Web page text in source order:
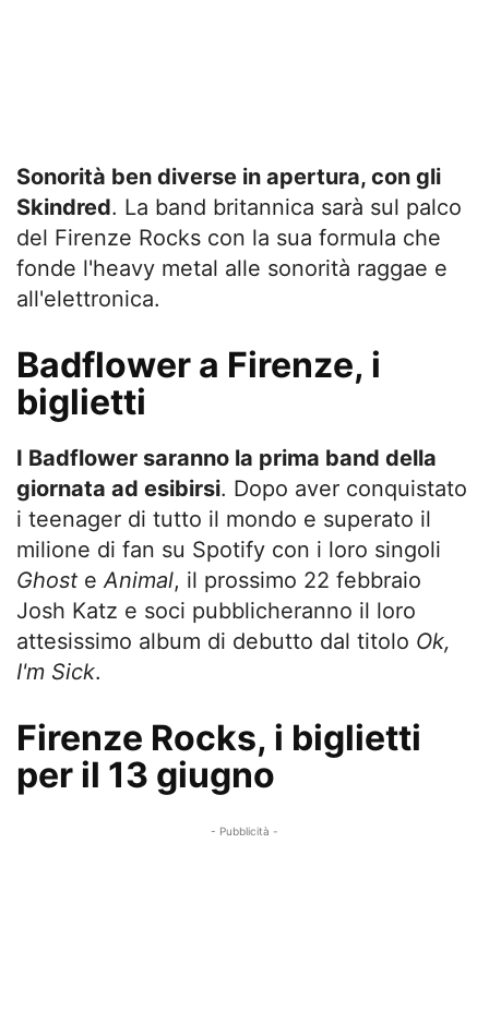
Sonorità ben diverse in apertura, con gli
Skindred. La band britannica sarà sul palco
del Firenze Rocks con la sua formula che
fonde l'heavy metal alle sonorità raggae e
all'elettronica.
Badflower a Firenze, i
biglietti
I Badflower saranno la prima band della
giornata ad esibirsi. Dopo aver conquistato
i teenager di tutto il mondo e superato il
milione di fan su Spotify con i loro singoli
Ghost eAnimal, il prossimo 22 febbraio
Josh Katz e soci pubblicheranno il loro
attesissimo album di debutto dal titolo Ok,
I'm Sick.
Firenze Rocks, i biglietti
per il 13 giugno
- Pubblicità -